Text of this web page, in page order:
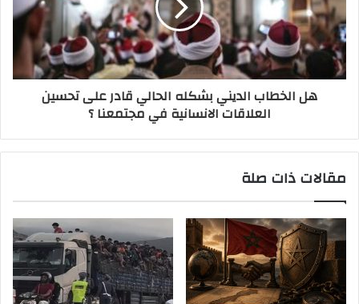
هل الخطاب الديني بشكله الحالي قادر على تحسين
العلاقات الانسانية في مجتمعنا ؟
مقالات ذات صلة